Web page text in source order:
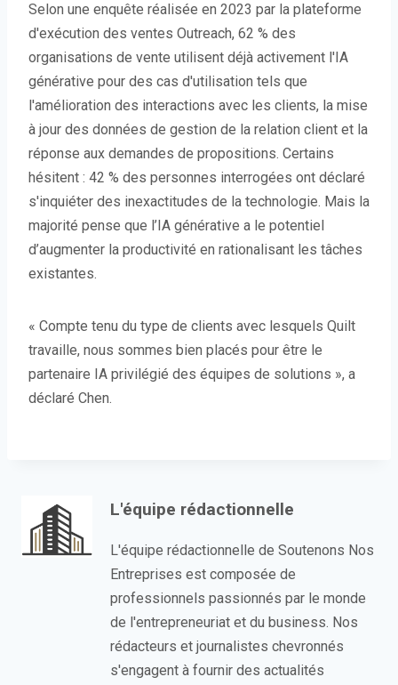
Selon une enquête réalisée en 2023 par la plateforme
d'exécution des ventes Outreach, 62 % des
organisations de vente utilisent déjà activement l'IA
générative pour des cas d'utilisation tels que
l'amélioration des interactions avec les clients, la mise
à jour des données de gestion de la relation client et la
réponse aux demandes de propositions. Certains
hésitent : 42 % des personnes interrogées ont déclaré
s'inquiéter des inexactitudes de la technologie. Mais la
majorité pense que l’IA générative a le potentiel
d’augmenter la productivité en rationalisant les tâches
existantes.
« Compte tenu du type de clients avec lesquels Quilt
travaille, nous sommes bien placés pour être le
partenaire IA privilégié des équipes de solutions », a
déclaré Chen.
L'équipe rédactionnelle
L'équipe rédactionnelle de Soutenons Nos
Entreprises est composée de
professionnels passionnés par le monde
de l'entrepreneuriat et du business. Nos
rédacteurs et journalistes chevronnés
s'engagent à fournir des actualités